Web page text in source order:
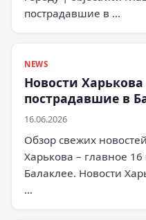
пострадавшие в …
NEWS
Новости
пострадавшие в
16.06.2026
Обзор свежих
Харькова – главное
Балаклее. Новости
…